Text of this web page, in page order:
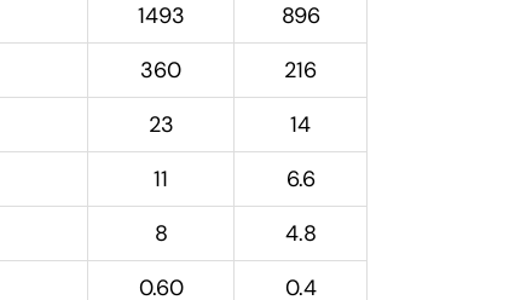
1493
896
360
216
23
14
11
6.6
8
4.8
0.60
0.4